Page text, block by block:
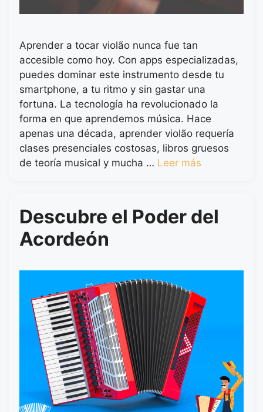
Aprender a tocar violão nunca fue tan
accesible como hoy. Con apps especializadas,
puedes dominar este instrumento desde tu
smartphone, a tu ritmo y sin gastar una
fortuna. La tecnología ha revolucionado la
forma en que aprendemos música. Hace
apenas una década, aprender violão requería
clases presenciales costosas, libros gruesos
de teoría musical y mucha … Leer más
Descubre el Poder del
Acordeón